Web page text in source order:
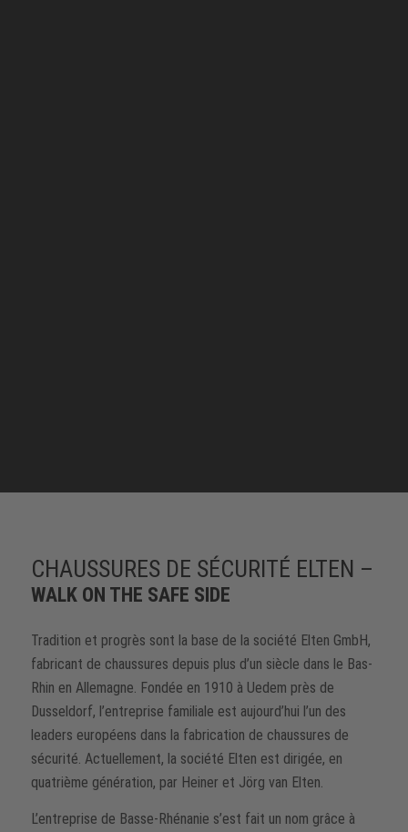
CHAUSSURES DE SÉCURITÉ ELTEN –
WALK ON THE SAFE SIDE
Tradition et progrès sont la base de la société Elten GmbH,
fabricant de chaussures depuis plus d’un siècle dans le Bas-
Rhin en Allemagne. Fondée en 1910 à Uedem près de
Dusseldorf, l’entreprise familiale est aujourd’hui l’un des
leaders européens dans la fabrication de chaussures de
sécurité. Actuellement, la société Elten est dirigée, en
quatrième génération, par Heiner et Jörg van Elten.
L’entreprise de Basse-Rhénanie s’est fait un nom grâce à